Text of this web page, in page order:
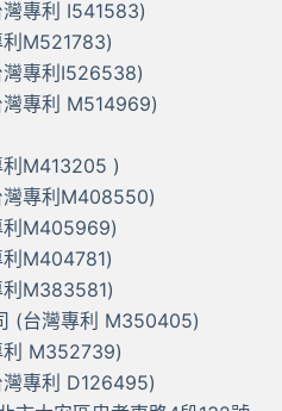
專利 I541583)
M521783)
灣專利I526538)
專利 M514969)
M413205 )
灣專利M408550)
利M405969)
M404781)
M383581)
(台灣專利 M350405)
利 M352739)
專利 D126495)